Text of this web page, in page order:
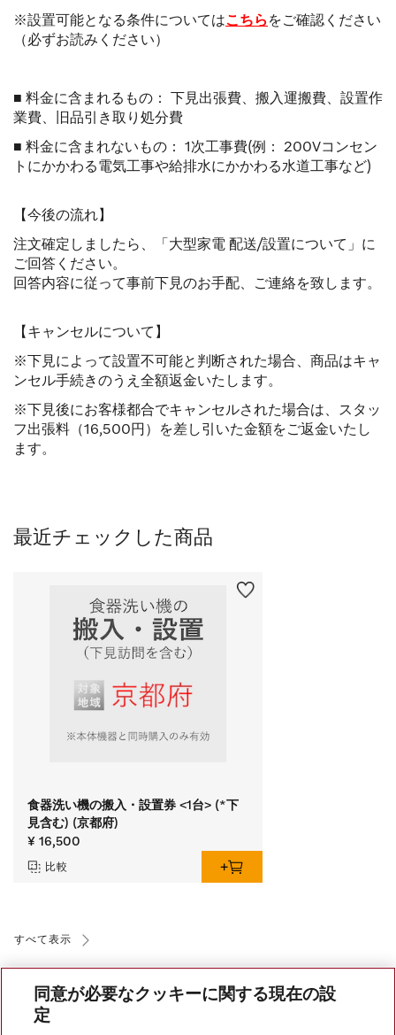
※設置可能となる条件についてはこちら をご確認ください
（必ずお読みください）
■ 料金に含まれるもの： 下見出張費、搬入運搬費、設置作
業費、旧品引き取り処分費
■ 料金に含まれないもの： 1次工事費(例： 200Vコンセン
トにかかわる電気工事や給排水にかかわる水道工事など)
【今後の流れ】
注文確定しましたら、「大型家電 配送/設置について」に
ご回答ください。
回答内容に従って事前下見のお手配、ご連絡を致します。
【キャンセルについて】
※下見によって設置不可能と判断された場合、商品はキャ
ンセル手続きのうえ全額返金いたします。
※下見後にお客様都合でキャンセルされた場合は、スタッ
フ出張料（16,500円）を差し引いた金額をご返金いたし
ます。
最近チェックした商品
食器洗い機の搬入・設置券 <1台> (*下
見含む) (京都府)
¥ 16,500
比較
すべて表示
同意が必要なクッキーに関する現在の設
定